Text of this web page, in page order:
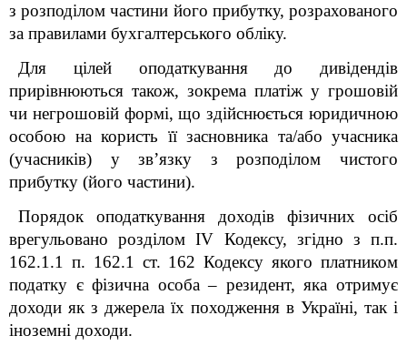
з розподілом частини його прибутку, розрахованого
за правилами бухгалтерського обліку.
Для цілей оподаткування до дивідендів
прирівнюються також, зокрема платіж у грошовій
чи негрошовій формі, що здійснюється юридичною
особою на користь її засновника та/або учасника
(учасників) у зв’язку з розподілом чистого
прибутку (його частини).
Порядок оподаткування доходів фізичних осіб
врегульовано розділом IV Кодексу, згідно з п.п.
162.1.1 п. 162.1 ст. 162 Кодексу якого платником
податку є фізична особа – резидент, яка отримує
доходи як з джерела їх походження в Україні, так і
іноземні доходи.